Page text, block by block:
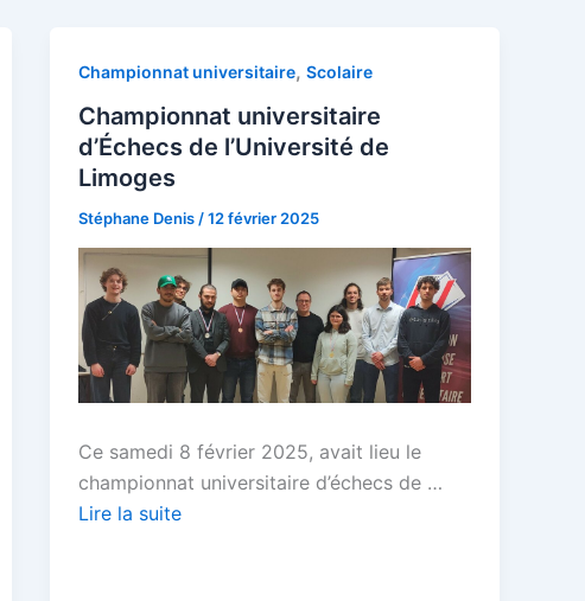
Championnat universitaire,Scolaire
Championnat universitaire
d’Échecs de l’Université de
Limoges
Stéphane Denis/12 février 2025
Ce samedi 8 février 2025, avait lieu le
championnat universitaire d’échecs de …
Lire la suite